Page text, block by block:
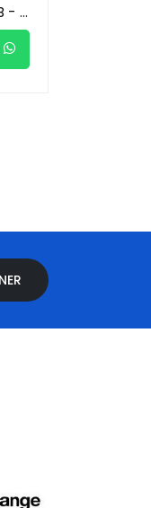
HIKVISION DS-D5C98RB/B - 98 pouces 4K Moniteur (écran) tactile intéractif de conference avec microphone et caméra 4K (48MP Photo / 8MP Vidéo )